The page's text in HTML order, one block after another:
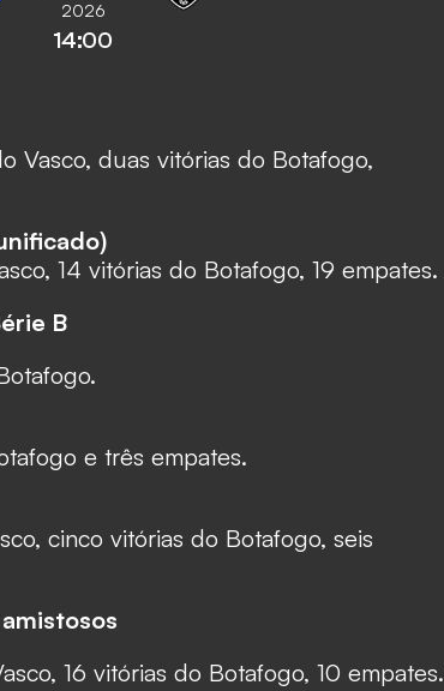
2026
14:00
Vasco, duas vitórias do Botafogo,
14 vitórias do Botafogo, 19 empates.
B
e três empates.
cinco vitórias do Botafogo, seis
16 vitórias do Botafogo, 10 empates.